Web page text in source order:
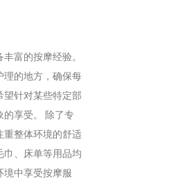
富的按摩经验。
理的地方，确保每
望针对某些特定部
的享受。 除了专
重整体环境的舒适
巾、床单等用品均
境中享受按摩服